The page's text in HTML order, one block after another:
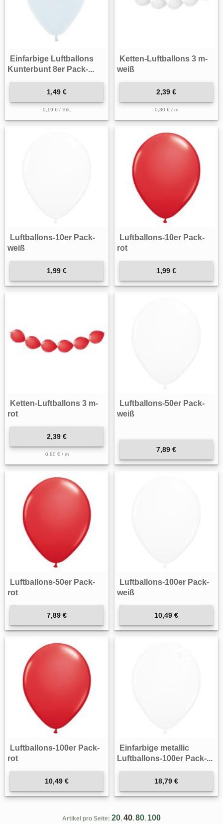
Einfarbige Luftballons
Kunterbunt 8er Pack-...
1,49 €
0,19 € / Stk.
Ketten-Luftballons 3 m-
weiß
2,39 €
0,80 € / m
Luftballons-10er Pack-
weiß
1,99 €
Luftballons-10er Pack-
rot
1,99 €
Ketten-Luftballons 3 m-
rot
2,39 €
0,80 € / m
Luftballons-50er Pack-
weiß
7,89 €
Luftballons-50er Pack-
rot
7,89 €
Luftballons-100er Pack-
weiß
10,49 €
Luftballons-100er Pack-
rot
10,49 €
Einfarbige metallic
Luftballons-100er Pack-...
18,79 €
Artikel pro Seite: 20, 40, 80, 100